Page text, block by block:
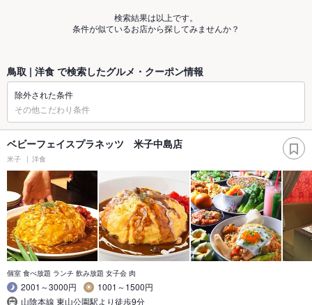
検索結果は以上です。
条件が似ているお店から探してみませんか？
鳥取 | 洋食 で検索したグルメ・クーポン情報
除外された条件
その他こだわり条件
ベビーフェイスプラネッツ 米子中島店
米子 洋食
個室 食べ放題 ランチ 飲み放題 女子会 肉
2001～3000円
1001～1500円
山陰本線 東山公園駅より徒歩9分